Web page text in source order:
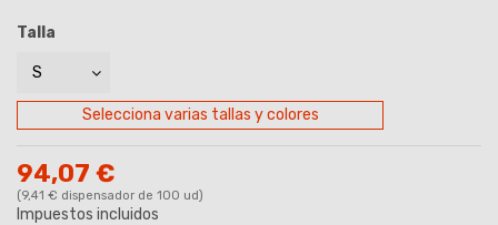
Talla
Selecciona varias tallas y colores
94,07 €
(9,41 € dispensador de 100 ud)
Impuestos incluidos